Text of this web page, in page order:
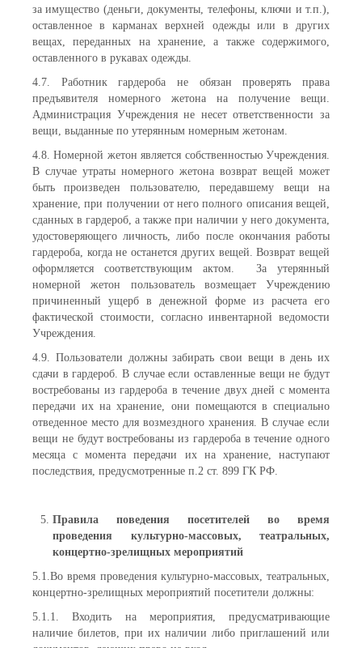
за имущество (деньги, документы, телефоны, ключи и т.п.),
оставленное в карманах верхней одежды или в других
вещах, переданных на хранение, а также содержимого,
оставленного в рукавах одежды.
4.7. Работник гардероба не обязан проверять права
предъявителя номерного жетона на получение вещи.
Администрация Учреждения не несет ответственности за
вещи, выданные по утерянным номерным жетонам.
4.8. Номерной жетон является собственностью Учреждения.
В случае утраты номерного жетона возврат вещей может
быть произведен пользователю, передавшему вещи на
хранение, при получении от него полного описания вещей,
сданных в гардероб, а также при наличии у него документа,
удостоверяющего личность, либо после окончания работы
гардероба, когда не останется других вещей. Возврат вещей
оформляется соответствующим актом. За утерянный
номерной жетон пользователь возмещает Учреждению
причиненный ущерб в денежной форме из расчета его
фактической стоимости, согласно инвентарной ведомости
Учреждения.
4.9. Пользователи должны забирать свои вещи в день их
сдачи в гардероб. В случае если оставленные вещи не будут
востребованы из гардероба в течение двух дней с момента
передачи их на хранение, они помещаются в специально
отведенное место для возмездного хранения. В случае если
вещи не будут востребованы из гардероба в течение одного
месяца с момента передачи их на хранение, наступают
последствия, предусмотренные п.2 ст. 899 ГК РФ.
Правила поведения посетителей во время
проведения культурно-массовых, театральных,
концертно-зрелищных мероприятий
5.1.Во время проведения культурно-массовых, театральных,
концертно-зрелищных мероприятий посетители должны:
5.1.1. Входить на мероприятия, предусматривающие
наличие билетов, при их наличии либо приглашений или